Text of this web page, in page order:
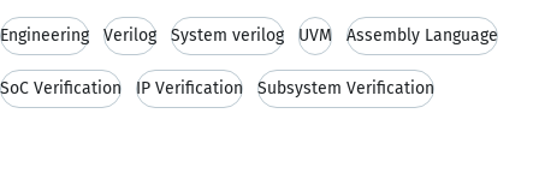
Engineering Verilog System verilog UVM Assembly Language
SoC Verification IP Verification Subsystem Verification